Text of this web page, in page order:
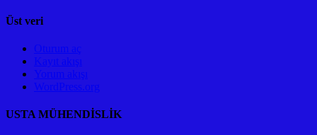
Üst veri
Oturum aç
Kayıt akışı
Yorum akışı
WordPress.org
USTA MÜHENDİSLİK